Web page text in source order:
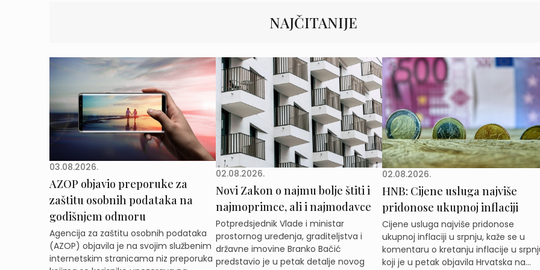
NAJČITANIJE
03.08.2026.
AZOP objavio preporuke za
zaštitu osobnih podataka na
godišnjem odmoru
Agencija za zaštitu osobnih podataka
(AZOP) objavila je na svojim službenim
internetskim stranicama niz preporuka
02.08.2026.
Novi Zakon o najmu bolje štiti i
najmoprimce, ali i najmodavce
Potpredsjednik Vlade i ministar
prostornog uređenja, graditeljstva i
državne imovine Branko Bačić
predstavio je u petak detalje novog
02.08.2026.
HNB: Cijene usluga najviše
pridonose ukupnoj inflaciji
Cijene usluga najviše pridonose
ukupnoj inflaciji u srpnju, kaže se u
komentaru o kretanju inflacije u
koji je u petak objavila Hrvatska na...